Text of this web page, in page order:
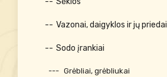
Vazonai, daigyklos ir jų priedai
Sodo įrankiai
Grėbliai, grėbliukai